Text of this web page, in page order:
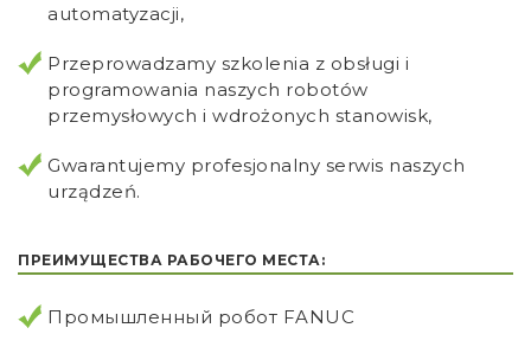
automatyzacji,
Przeprowadzamy szkolenia z obsługi i
programowania naszych robotów
przemysłowych i wdrożonych stanowisk,
Gwarantujemy profesjonalny serwis naszych
urządzeń.
ПРЕИМУЩЕСТВА РАБОЧЕГО МЕСТА:
Промышленный робот FANUC